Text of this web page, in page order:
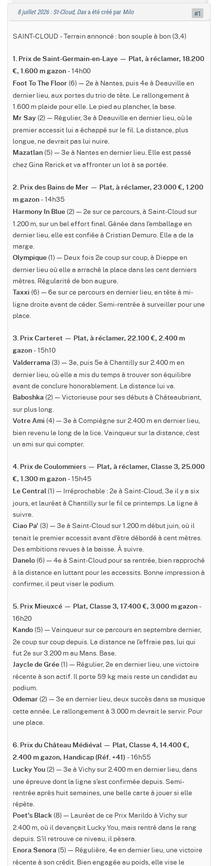
8 juillet 2026 : St-Cloud, Daxa été créé par Milo
SAINT-CLOUD - Terrain annoncé : bon souple à bon (3,4)
1. Prix de Saint-Germain-en-Laye — Plat, à réclamer, 18.200
€, 1.600 m gazon - 14h00
Foot To The Floor (6) — 2e à Nantes, puis 4e à Deauville en
dernier lieu, aux portes du trio de tête. Le rallongement à
1.600 m plaide pour elle. Le pied au plancher, la base.
Mr Say (2) — Régulier, 3e à Deauville en dernier lieu, où le
premier accessit lui a échappé sur le fil. La distance, plus
longue, ne devrait pas lui nuire.
Mazatlan (5) — 3e à Nantes en dernier lieu. Elle est passé
chez Gina Rarick et va affronter un lot à sa portée.
2. Prix des Bains de Mer — Plat, à réclamer, 23.000 €, 1.200
m gazon - 14h35
Harmony In Blue (2) — 2e sur ce parcours, à Saint-Cloud sur
1.200 m, sur un bel effort final. Gênée dans l'emballage en
dernier lieu, elle est confiée à Cristian Demuro. Elle a de la
marge.
Olympique (1) — Deux fois 2e coup sur coup, à Dieppe en
dernier lieu où elle a arraché la place dans les cent derniers
mètres. Régularité de bon augure.
Taxxi (6) — 6e sur ce parcours en dernier lieu, en tête à mi-
ligne droite avant de céder. Semi-rentrée à surveiller pour une
place.
3. Prix Carteret — Plat, à réclamer, 22.100 €, 2.400 m
gazon - 15h10
Valderrama (3) — 3e, puis 5e à Chantilly sur 2.400 m en
dernier lieu, où elle a mis du temps à trouver son équilibre
avant de conclure honorablement. La distance lui va.
Baboshka (2) — Victorieuse pour ses débuts à Châteaubriant,
sur plus long.
Votre Ami (4) — 3e à Compiègne sur 2.400 m en dernier lieu,
bien revenu le long de la lice. Vainqueur sur la distance, c'est
un ami sur qui compter.
4. Prix de Coulommiers — Plat, à réclamer, Classe 3, 25.000
€, 1.300 m gazon - 15h45
Le Central (1) — Irréprochable : 2e à Saint-Cloud, 3e il y a six
jours, et lauréat à Chantilly sur le fil ce printemps. La ligne à
suivre.
Ciao Pa' (3) — 3e à Saint-Cloud sur 1.200 m début juin, où il
tenait le premier accessit avant d'être débordé à cent mètres.
Des ambitions revues à la baisse. À suivre.
Danelo (6) — 4e à Saint-Cloud pour sa rentrée, bien rapproché
à la distance en luttant pour les accessits. Bonne impression à
confirmer, il peut viser le podium.
5. Prix Mieuxcé — Plat, Classe 3, 17.400 €, 3.000 m gazon -
16h20
Kando (5) — Vainqueur sur ce parcours en septembre dernier,
2e coup sur coup depuis. La distance ne l'effraie pas, lui qui
fut 2e sur 3.200 m au Mans. Base.
Jaycle de Grée (1) — Régulier, 2e en dernier lieu, une victoire
récente à son actif. Il porte 59 kg mais reste un candidat au
podium.
Odemar (2) — 3e en dernier lieu, deux succès dans sa musique
cette année. Le rallongement à 3.000 m devrait le servir. Pour
une place.
6. Prix du Château Médiéval — Plat, Classe 4, 14.400 €,
2.400 m gazon, Handicap (Réf. +41) - 16h55
Lucky You (2) — 3e à Vichy sur 2.400 m en dernier lieu, dans
une épreuve dont la ligne s'est confirmée depuis. Semi-
rentrée après huit semaines, une belle carte à jouer si elle
répète.
Poet's Black (8) — Lauréat de ce Prix Marildo à Vichy sur
2.400 m, où il devançait Lucky You, mais rentré dans le rang
depuis. S'il retrouve ce niveau, il pèsera.
Enora Senora (5) — Régulière, 4e en dernier lieu, une victoire
récente à son crédit. Bien engagée au poids, elle vise le
#1